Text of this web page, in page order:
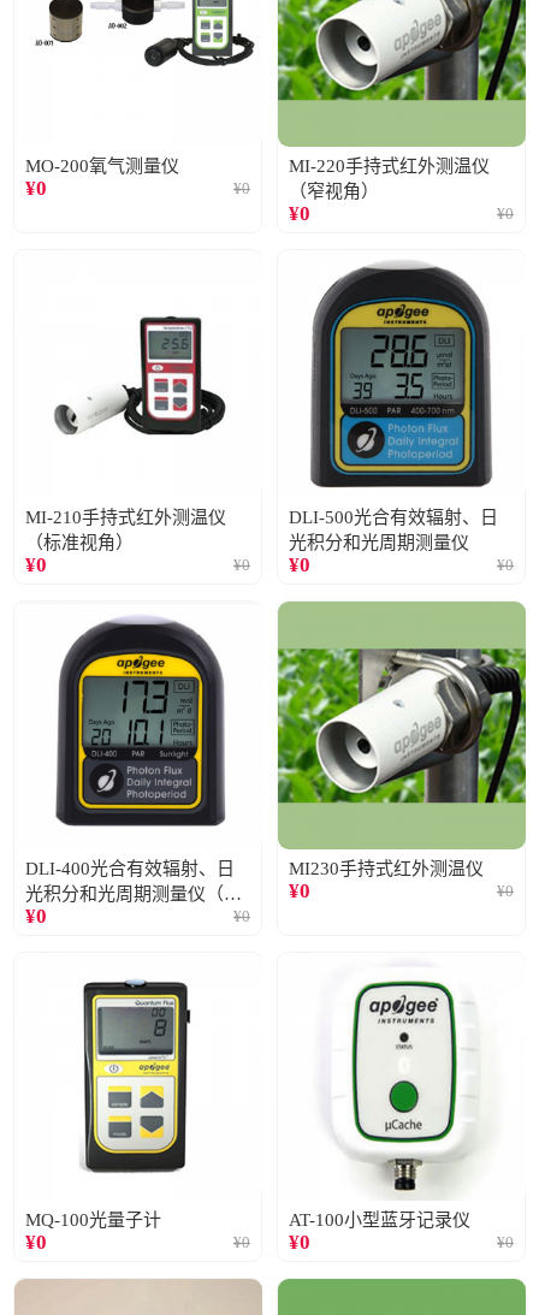
MO-200氧气测量仪
¥0 ¥0
MI-220手持式红外测温仪
（窄视角）
¥0 ¥0
MI-210手持式红外测温仪
（标准视角）
¥0 ¥0
DLI-500光合有效辐射、日
光积分和光周期测量仪
¥0 ¥0
DLI-400光合有效辐射、日
光积分和光周期测量仪（仅
阳光）
¥0 ¥0
MI230手持式红外测温仪
¥0 ¥0
MQ-100光量子计
¥0 ¥0
AT-100小型蓝牙记录仪
¥0 ¥0